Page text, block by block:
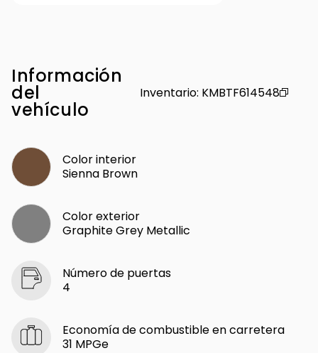
Información
del
vehículo
Inventario: KMBTF614548
Color interior
Sienna Brown
Color exterior
Graphite Grey Metallic
Número de puertas
4
Economía de combustible en carretera
31 MPGe